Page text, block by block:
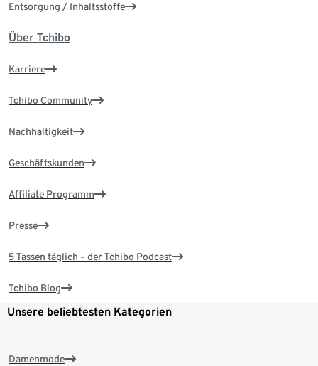
Entsorgung / Inhaltsstoffe
Über Tchibo
Karriere
Tchibo Community
Nachhaltigkeit
Geschäftskunden
Affiliate Programm
Presse
5 Tassen täglich – der Tchibo Podcast
Tchibo Blog
Unsere beliebtesten Kategorien
Damenmode